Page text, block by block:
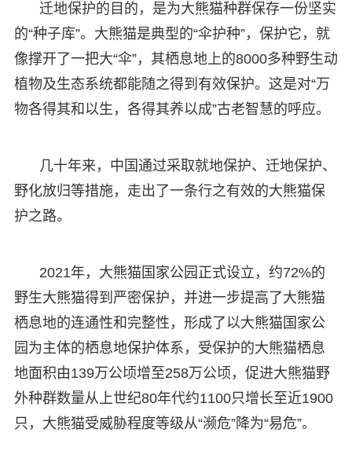
迁地保护的目的，是为大熊猫种群保存一份坚实
的“种子库”。大熊猫是典型的“伞护种”，保护它，就
像撑开了一把大“伞”，其栖息地上的8000多种野生动
植物及生态系统都能随之得到有效保护。这是对“万
物各得其和以生，各得其养以成”古老智慧的呼应。
几十年来，中国通过采取就地保护、迁地保护、
野化放归等措施，走出了一条行之有效的大熊猫保
护之路。
2021年，大熊猫国家公园正式设立，约72%的
野生大熊猫得到严密保护，并进一步提高了大熊猫
栖息地的连通性和完整性，形成了以大熊猫国家公
园为主体的栖息地保护体系，受保护的大熊猫栖息
地面积由139万公顷增至258万公顷，促进大熊猫野
外种群数量从上世纪80年代约1100只增长至近1900
只，大熊猫受威胁程度等级从“濒危”降为“易危”。